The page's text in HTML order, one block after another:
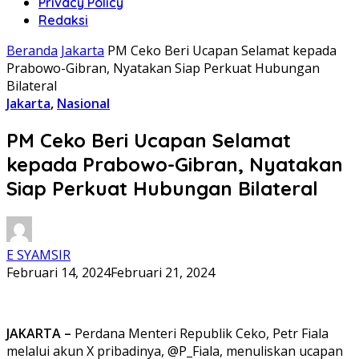
Redaksi
Beranda Jakarta PM Ceko Beri Ucapan Selamat kepada
Prabowo-Gibran, Nyatakan Siap Perkuat Hubungan
Bilateral
Jakarta, Nasional
PM Ceko Beri Ucapan Selamat
kepada Prabowo-Gibran, Nyatakan
Siap Perkuat Hubungan Bilateral
E SYAMSIR
Februari 14, 2024Februari 21, 2024
JAKARTA – Perdana Menteri Republik Ceko, Petr Fiala
melalui akun X pribadinya, @P_Fiala, menuliskan ucapan